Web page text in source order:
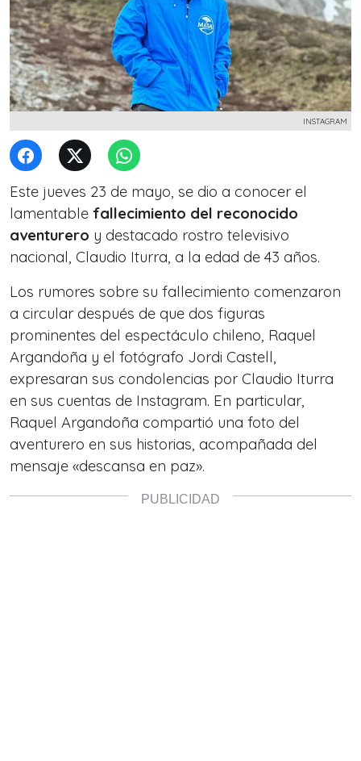
INSTAGRAM
Este jueves 23 de mayo, se dio a conocer el
lamentable fallecimiento del reconocido
aventurero y destacado rostro televisivo
nacional, Claudio Iturra, a la edad de 43 años.
Los rumores sobre su fallecimiento comenzaron
a circular después de que dos figuras
prominentes del espectáculo chileno, Raquel
Argandoña y el fotógrafo Jordi Castell,
expresaran sus condolencias por Claudio Iturra
en sus cuentas de Instagram. En particular,
Raquel Argandoña compartió una foto del
aventurero en sus historias, acompañada del
mensaje «descansa en paz».